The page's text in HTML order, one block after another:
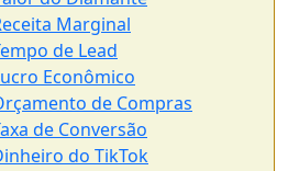
Marginal
de Lead
Econômico
de Compras
de Conversão
do TikTok